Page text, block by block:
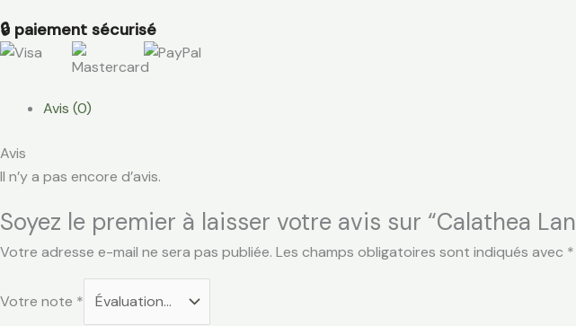
🔒 paiement sécurisé
Avis (0)
Avis
Il n’y a pas encore d’avis.
Soyez le premier à laisser votre avis sur “Calathea
Votre adresse e-mail ne sera pas publiée. Les champs obligatoires sont indiqués avec *
Votre note *